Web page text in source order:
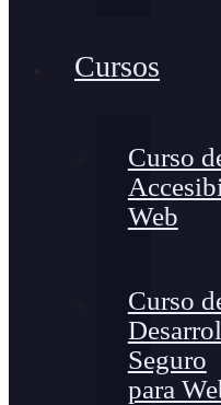
Cursos
Curso
Web
Curso
Seguro
para